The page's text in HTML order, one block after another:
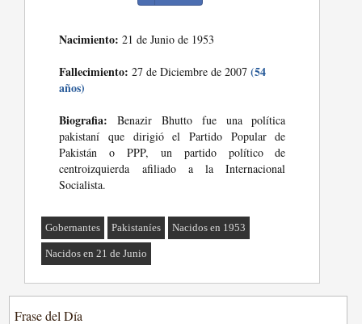
Nacimiento: 21 de Junio de 1953
Fallecimiento: 27 de Diciembre de 2007(54
años)
Biografia: Benazir Bhutto fue una política
pakistaní que dirigió el Partido Popular de
Pakistán o PPP, un partido político de
centroizquierda afiliado a la Internacional
Socialista.
Gobernantes Pakistaníes Nacidos en 1953
Nacidos en 21 de Junio
Frase del Día